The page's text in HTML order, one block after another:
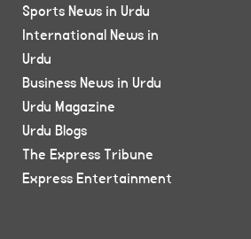
Sports News in Urdu
International News in
Urdu
Business News in Urdu
Urdu Magazine
Urdu Blogs
The Express Tribune
Express Entertainment